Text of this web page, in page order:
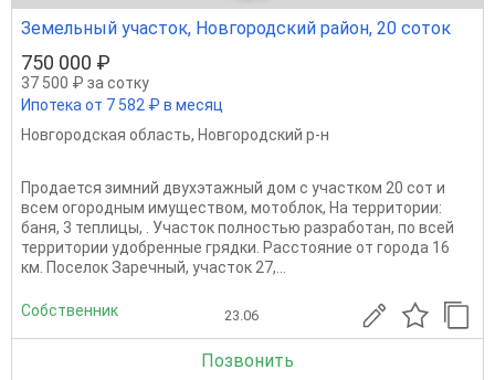
Земельный участок, Новгородский район, 20 соток
750 000 ₽
37 500 ₽ за сотку
Ипотека от 7 582 ₽ в месяц
Новгородская область, Новгородский р-н
Продается зимний двухэтажный дом с участком 20 сот и
всем огородным имуществом, мотоблок, На территории:
баня, 3 теплицы, . Участок полностью разработан, по всей
территории удобренные грядки. Расстояние от города 16
км. Поселок Заречный, участок 27,...
Собственник 23.06
Позвонить